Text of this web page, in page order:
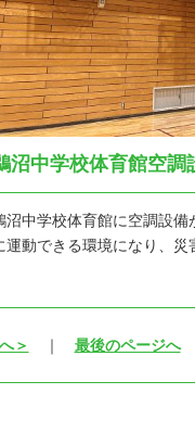
沼中学校体育館空調
沼中学校体育館に空調設備
運動できる環境になり、
＞ ｜ 最後のページへ